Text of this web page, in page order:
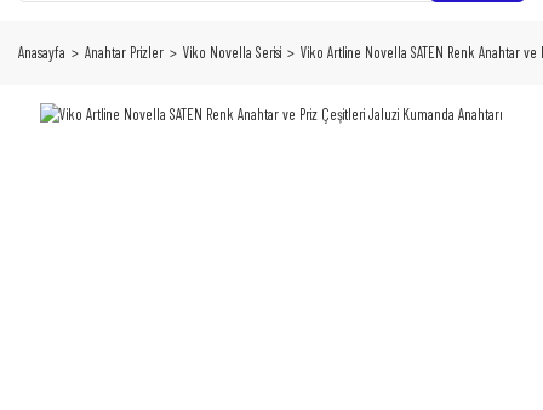
Anasayfa Anahtar Prizler Viko Novella Serisi Viko Artline Novella SATEN Renk Anahtar